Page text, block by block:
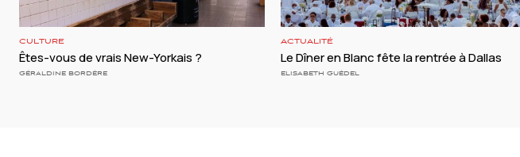
CULTURE
Êtes-vous de vrais New-Yorkais ?
GÉRALDINE BORDÈRE
ACTUALITÉ
Le Dîner en Blanc fête la rentrée à Dallas
ELISABETH GUÉDEL